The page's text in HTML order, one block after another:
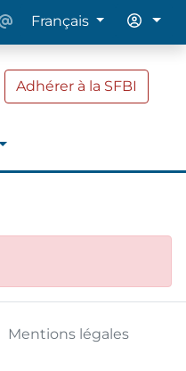
Français
Adhérer à la SFBI
Mentions légales